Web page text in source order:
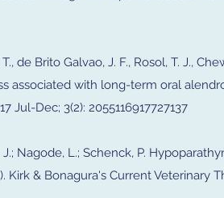
de Brito Galvao, J. F., Rosol, T. J.,
associated with long-term oral
Jul-Dec; 3(2): 2055116917727137
J.; Nagode, L.; Schenck, P.
Kirk & Bonagura's Current Veterinary